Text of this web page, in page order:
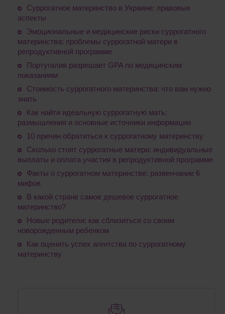
Суррогатное материнство в Украине: правовые
аспекты
Эмоциональные и медицинские риски суррогатного
материнства: проблемы суррогатной матери в
репродуктивной программе
Португалия разрешает GPA по медицинским
показаниям
Стоимость суррогатного материнства: что вам нужно
знать
Как найти идеальную суррогатную мать:
размышления и основные источники информации
10 причин обратиться к суррогатному материнству
Сколько стоят суррогатные матери: индивидуальные
выплаты и оплата участия в репродуктивной программе
Факты о суррогатном материнстве: развенчание 6
мифов
В какой стране самое дешевое суррогатное
материнство?
Новые родители: как сблизиться со своим
новорожденным ребенком
Как оценить успех агентства по суррогатному
материнству